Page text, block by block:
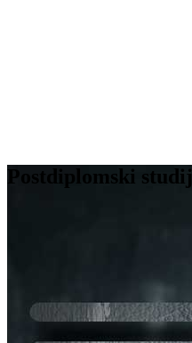
Postdiplomski studij